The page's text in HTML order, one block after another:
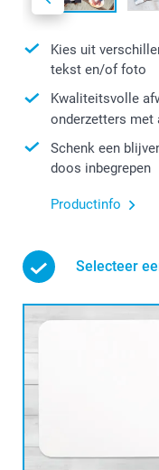
Kies uit
tekst en/of foto
Kwaliteitsvolle
onderzetters met
Schenk een
doos inbegrepen
Productinfo
Selecteer